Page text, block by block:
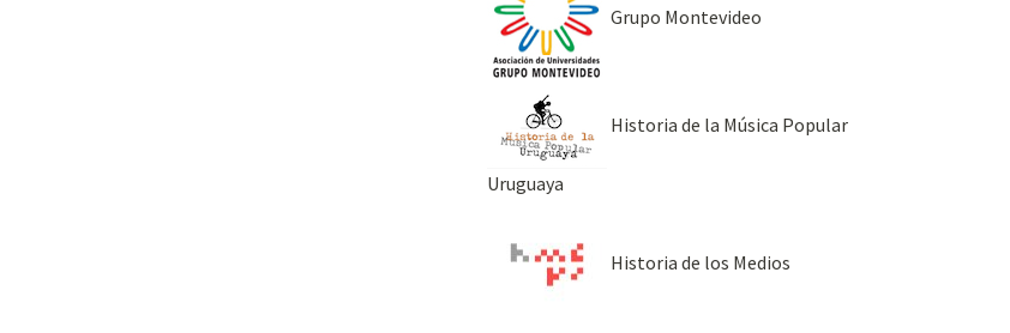
Grupo Montevideo
Historia de la Música Popular
Uruguaya
Historia de los Medios